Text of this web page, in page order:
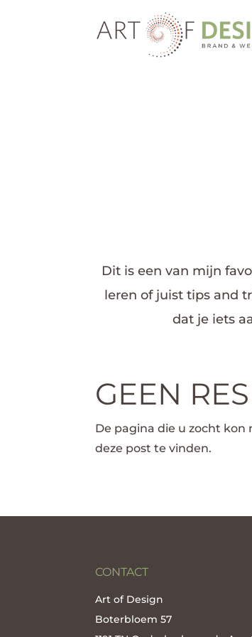
Dit is een van mijn
leren of juist tips and
dat je iets
GEEN
De pagina die u zocht
deze post te vinden.
CONTACT
Art of Design
Boterbloem 57